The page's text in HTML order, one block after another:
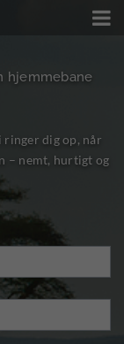

hjemmebane
dig op, når
– nemt, hurtigt og